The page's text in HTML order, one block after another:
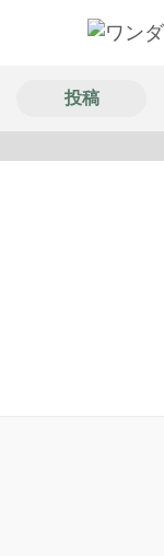
投稿